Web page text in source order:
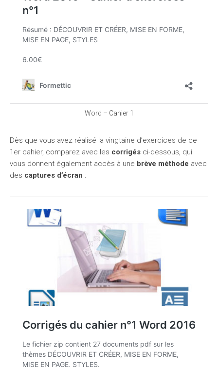
Word – Cahier 1
Dès que vous avez réalisé la vingtaine d’exercices de ce
1er cahier, comparez avec les corrigés ci-dessous, qui
vous donnent également accès à une brève méthode avec
des captures d’écran :